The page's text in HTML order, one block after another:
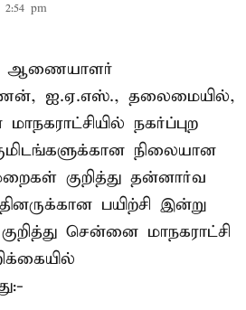
2:54 pm
ஆணையாளர்
ஐ.ஏ.எஸ்., தலைமையில்,
நகர்ப்புற
நிலையான
குறித்து தன்னார்வ
பயிற்சி இன்று
சென்னை மாநகராட்சி